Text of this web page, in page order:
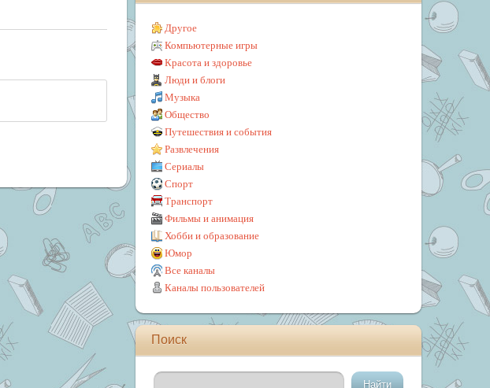
Другое
Компьютерные игры
Красота и здоровье
Люди и блоги
Музыка
Общество
Путешествия и события
Развлечения
Сериалы
Спорт
Транспорт
Фильмы и анимация
Хобби и образование
Юмор
Все каналы
Каналы пользователей
Поиск